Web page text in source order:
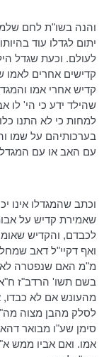
והנה בשו"ת לחם
יתום לגדלו עוד
לעולם. וכעת שגדל
קדישים אחרים לאמו
קדיש אחרי אמו
שהילד ידע כי הי' לו
למחות כי לא התנו
בערכותיהם על שמו
עם האב או עם
וכתבשהמגדלו אינו
שאמירת קדיש על
לכבדם, והקדיש
ואףדקיי"ל דאב שמחל
מ"מ האם שנפטרה
בשם תשו' הרדב"ז
מהעונש אם לא
לסלק מהבן מצוה
סימן שע"ו מבואר
אמו. ואם אביו ממש